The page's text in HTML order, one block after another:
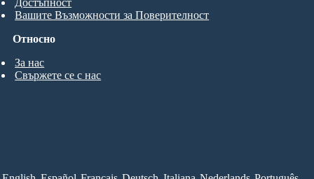
Относно
За нас
Свържете се с нас
Достъпност
Вашите Възможности за Поверителност